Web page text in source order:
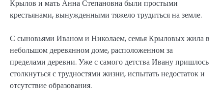
Крылов и мать Анна Степановна были простыми
крестьянами, вынужденными тяжело трудиться на земле.
С сыновьями Иваном и Николаем, семья Крыловых жила в
небольшом деревянном доме, расположенном за
пределами деревни. Уже с самого детства Ивану пришлось
столкнуться с трудностями жизни, испытать недостаток и
отсутствие образования.